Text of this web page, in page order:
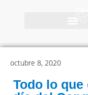
octubre 8, 2020
Todo lo